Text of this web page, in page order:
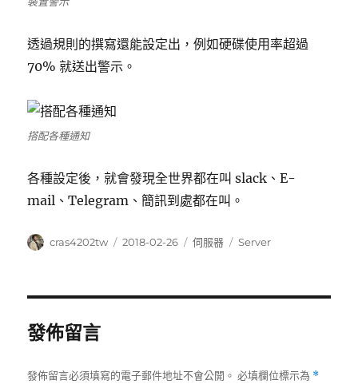
透過規則的撰寫還能設定出，例如硬碟使用率超過
70% 就送出警示。
搭配各種通知
各種設定後，就會發現全世界都在叫 slack、E-
mail、Telegram、簡訊到處都在叫。
作
cras4202tw
發
2018-02-26
分
伺服器
標
Server
發佈留言
發佈留言必須填寫的電子郵件地址不會公開。 必填欄位標示為 *